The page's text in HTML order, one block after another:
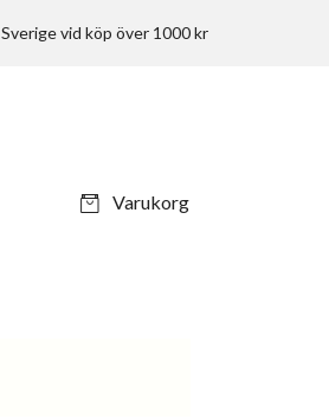
vid köp över 1000 kr
Varukorg